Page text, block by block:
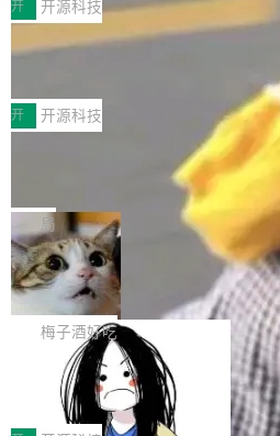
ENT，实现零拷贝传输性能提升30%、
传输性能最高提升5倍。UCL-
于自研UCL-Engine通信引擎，后续
持续开源更多基于UCL-Engine的高性
件。 腾讯网平团队在UCL-MPComm
个独立于业务线程的全局通信引擎（
开源 AI 编程平台 CoStrict 应用”凭借
创新与落地成效成功入选。 全链路私
助力企业AI研发安全落地 当前，越来
经开始引入 AI Coding 工具，通过调
型或企业内部部署模型提升研发效率
Coding 从个人辅助工具逐步走向团
级应用，企业在规模化落地过程中，
可控性和代码质量提出了更高要求。
安全与合规要求。对于大多数普通研
有云模型能够满足快速试用和效率提
但对于金融、能源、医疗等对数据安
开 开源科技
深信服AI算力网关入选工信部人工
前不久，工业和信息化部正式发布《
智能应用典型案例名单》，集中展示
各领域的应用成果，覆盖技术底座、
产品应用、支撑保障、专题等五大方
AI算力网关（AI创新平台）成功入选！
各业的Agent走向规模化建设，算力
渐丰富，用户关注的重点也在发生变
让AI用起来，还要进一步看清混合算
Token花在哪里、算力是否被充分利
续增长的AI成本该如何优化。 深信服
正是围绕这些实际问题，从Token治
理两个方面，让用户的每一份算力都
得住、用得稳、省得下、更安全！ 一
始，Token使用一目...
开 开源科技
Jeff Dean 离开 Google：一个时
束，一个实验室的开始
Google 员工编号 20。MapReduce
Bigtable 作者之一。TensorFlow 的
Gemini 的架构师。Google 首席科学
ean 在 Google 工作了 27 年后，宣
不是一个人走。一同离开的还有
wat（Google 员工编号 23，Jeff
年的编程搭档，MapReduce 和
作者）、Quoc Le（Google 大脑核心
q2Seq 和 DocAI 的共同发明人）以
yals（Gemini 联合负责人，
局
🔥 SolonCode v2026.8.4 发布：
字体可调、22 种语言、记忆搜索
打开终端就能上岗的全中文编码智能
把「看得清、用母语、记得住」三件
齐。 SolonCode 是什么 SolonCode
耳科技研发的企业级终端编码智能
中文驱动的数字员工，自主理解需求
梅子酒好吃
让“代码语义理解”深度释放AI
价值潜能：华为云码道（
代码仓技术解析
一、代码仓深度理解技术的作用与价